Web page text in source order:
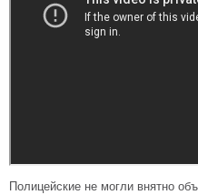
Полицейские не могли внятно